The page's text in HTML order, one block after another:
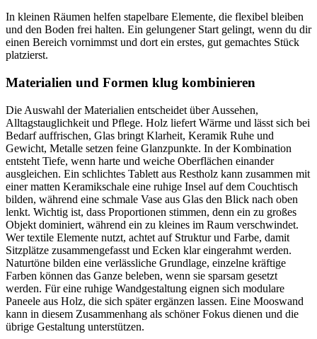
In kleinen Räumen helfen stapelbare Elemente, die flexibel bleiben
und den Boden frei halten. Ein gelungener Start gelingt, wenn du dir
einen Bereich vornimmst und dort ein erstes, gut gemachtes Stück
platzierst.
Materialien und Formen klug kombinieren
Die Auswahl der Materialien entscheidet über Aussehen,
Alltagstauglichkeit und Pflege. Holz liefert Wärme und lässt sich bei
Bedarf auffrischen, Glas bringt Klarheit, Keramik Ruhe und
Gewicht, Metalle setzen feine Glanzpunkte. In der Kombination
entsteht Tiefe, wenn harte und weiche Oberflächen einander
ausgleichen. Ein schlichtes Tablett aus Restholz kann zusammen mit
einer matten Keramikschale eine ruhige Insel auf dem Couchtisch
bilden, während eine schmale Vase aus Glas den Blick nach oben
lenkt. Wichtig ist, dass Proportionen stimmen, denn ein zu großes
Objekt dominiert, während ein zu kleines im Raum verschwindet.
Wer textile Elemente nutzt, achtet auf Struktur und Farbe, damit
Sitzplätze zusammengefasst und Ecken klar eingerahmt werden.
Naturtöne bilden eine verlässliche Grundlage, einzelne kräftige
Farben können das Ganze beleben, wenn sie sparsam gesetzt
werden. Für eine ruhige Wandgestaltung eignen sich modulare
Paneele aus Holz, die sich später ergänzen lassen. Eine Mooswand
kann in diesem Zusammenhang als schöner Fokus dienen und die
übrige Gestaltung unterstützen.